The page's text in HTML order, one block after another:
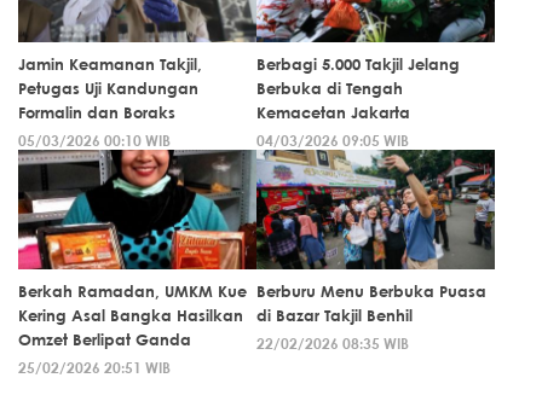
Jamin Keamanan Takjil,
Petugas Uji Kandungan
Formalin dan Boraks
05/03/2026 00:10 WIB
Berbagi 5.000 Takjil Jelang
Berbuka di Tengah
Kemacetan Jakarta
04/03/2026 09:05 WIB
Berkah Ramadan, UMKM Kue
Kering Asal Bangka Hasilkan
Omzet Berlipat Ganda
25/02/2026 20:51 WIB
Berburu Menu Berbuka Puasa
di Bazar Takjil Benhil
22/02/2026 08:35 WIB